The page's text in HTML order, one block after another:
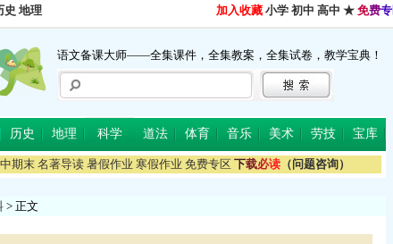
史 地理 加入收藏 小学 初中 高中 ★ 免费专
语文备课大师——全集课件，全集教案，全集试卷，教学宝典！
历史 地理 科学 道法 体育 音乐 美术 劳技 宝库
期末 名著导读 暑假作业 寒假作业 免费专区 下载必读 （问题咨询）
> 正文